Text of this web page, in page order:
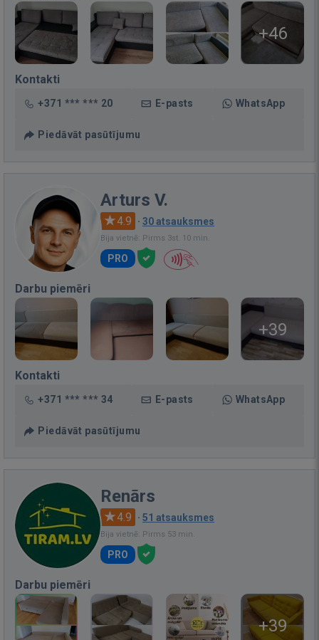
+46
Kontakti
+371 *** *** 20 E-pasts WhatsApp
Piedāvāt pasūtījumu
Arturs V.
4.9 · 30 atsauksmes
Bija vietnē: Pirms 3st. 10 min.
PRO
Darbu piemēri
+39
Kontakti
+371 *** *** 34 E-pasts WhatsApp
Piedāvāt pasūtījumu
Renārs
4.9 · 51 atsauksmes
Bija vietnē: Pirms 53 min.
PRO
Darbu piemēri
+39